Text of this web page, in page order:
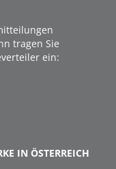
tragen Sie
ein:
IN ÖSTERREICH